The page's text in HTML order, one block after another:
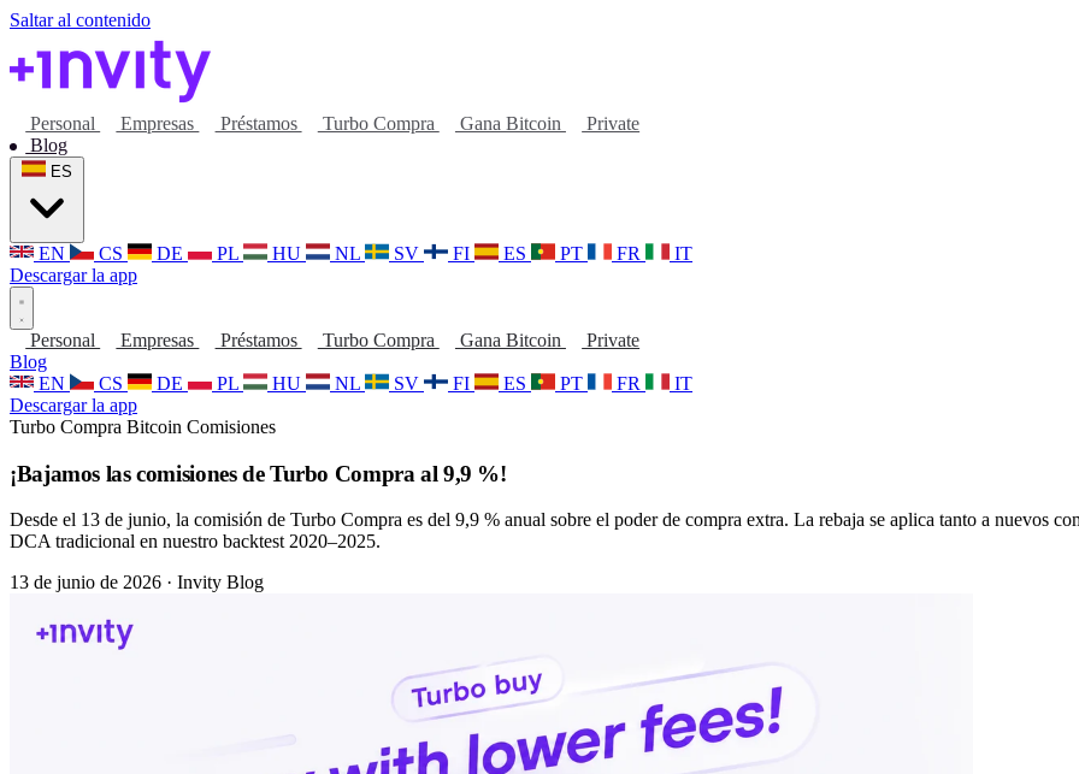
Saltar al contenido
Personal Empresas Préstamos Turbo Compra Gana Bitcoin
Private
Blog
EN CS DE PL HU NL SV FI ES PT FR
IT
Descargar la app
Personal Empresas Préstamos Turbo Compra Gana Bitcoin
Private
Blog
EN
CS DE PL HU NL SV FI ES PT FR
IT
Descargar la app
Turbo Compra Bitcoin Comisiones
¡Bajamos las comisiones de Turbo Compra al 9,9 %!
Desde el 13 de junio, la comisión de Turbo Compra es del 9,9 % anual sobre el poder de compra extra. La rebaja se aplica tanto a nuevos
DCA tradicional en nuestro backtest 2020–2025.
13 de junio de 2026 · Invity Blog